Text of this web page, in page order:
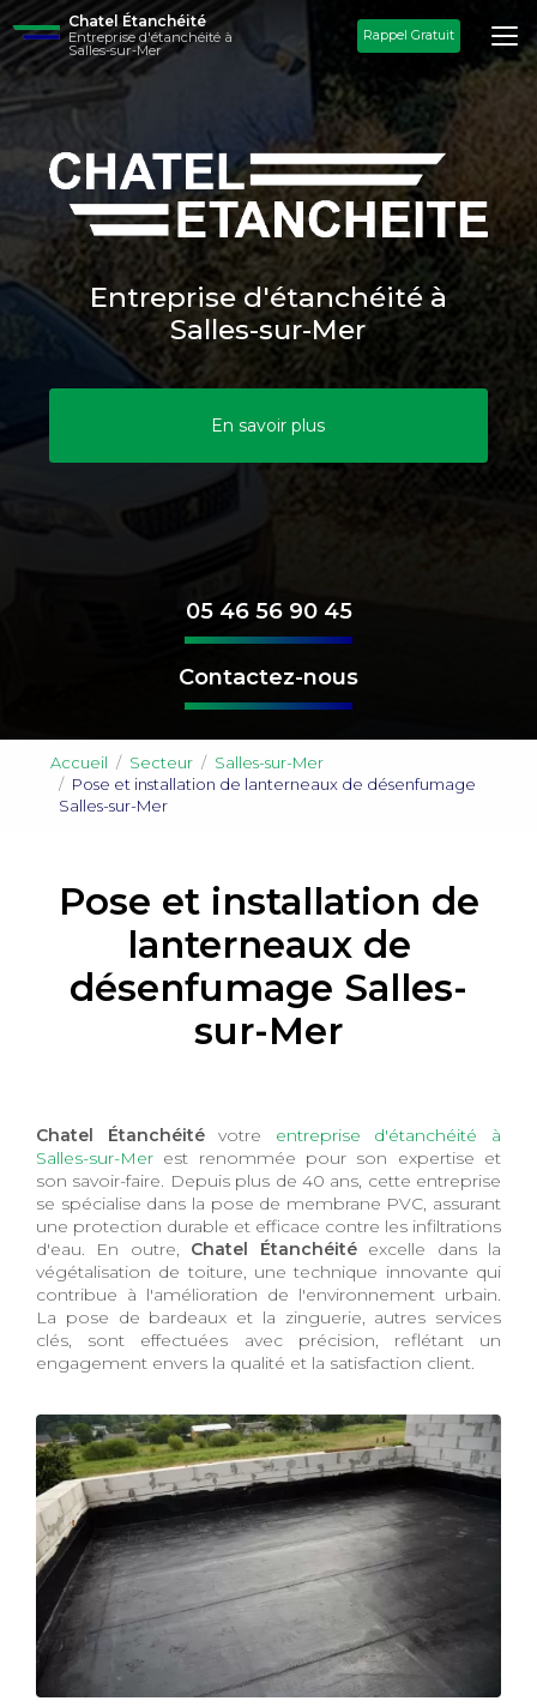
Aller
au
contenu
principal
Chatel Étanchéité
Entreprise d'étanchéité à
Salles-sur-Mer
Rappel Gratuit
Entreprise d'étanchéité à
Salles-sur-Mer
En savoir plus
05 46 56 90 45
Contactez-nous
Accueil Secteur
Salles-sur-Mer
Pose et installation de lanterneaux de désenfumage
Salles-sur-Mer
Pose et installation de
lanterneaux de
désenfumage Salles-
sur-Mer
Chatel Étanchéitévotre
entreprise d'étanchéité à
Salles-sur-Mer est renommée pour son expertise et
son savoir-faire. Depuis plus de 40 ans, cette entreprise
se spécialise dans la pose de membrane PVC, assurant
une protection durable et efficace contre les infiltrations
d'eau. En outre, Chatel Étanchéitéexcelle dans la
végétalisation de toiture, une technique innovante qui
contribue à l'amélioration de l'environnement urbain.
La pose de bardeaux et la zinguerie, autres services
clés, sont effectuées avec précision, reflétant un
engagement envers la qualité et la satisfaction client.